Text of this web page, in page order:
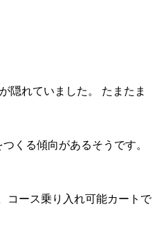
隠れていました。 たまたま
くる傾向があるそうです。
コース乗り入れ可能カートで